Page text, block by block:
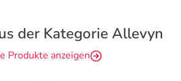
der Kategorie Allevyn
Produkte anzeigen